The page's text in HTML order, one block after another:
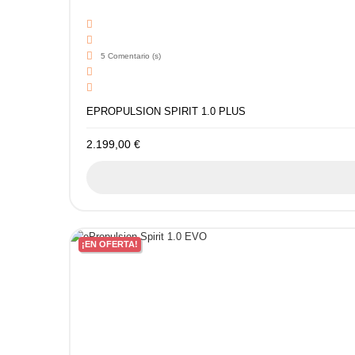
5 Comentario (s)
EPROPULSION SPIRIT 1.0 PLUS
2.199,00 €
¡EN OFERTA!